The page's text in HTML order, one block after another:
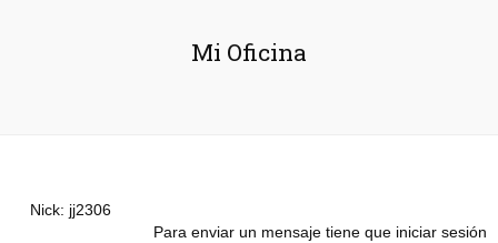
Mi Oficina
Nick: jj2306
Para enviar un mensaje tiene que iniciar sesión